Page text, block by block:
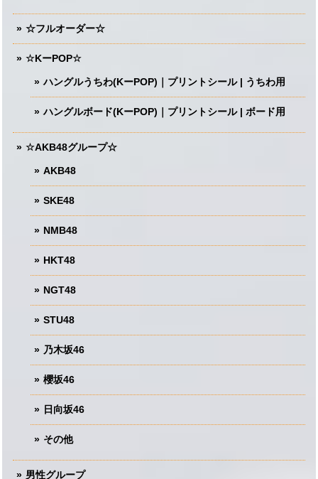
☆フルオーダー☆
☆KーPOP☆
ハングルうちわ(KーPOP)｜プリントシール | うちわ用
ハングルボード(KーPOP)｜プリントシール | ボード用
☆AKB48グループ☆
AKB48
SKE48
NMB48
HKT48
NGT48
STU48
乃木坂46
櫻坂46
日向坂46
その他
男性グループ